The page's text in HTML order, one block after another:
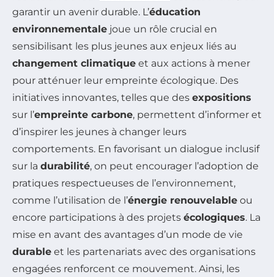
garantir un avenir durable. L’éducation
environnementale joue un rôle crucial en
sensibilisant les plus jeunes aux enjeux liés au
changement climatique et aux actions à mener
pour atténuer leur empreinte écologique. Des
initiatives innovantes, telles que des expositions
sur l’empreinte carbone, permettent d’informer et
d’inspirer les jeunes à changer leurs
comportements. En favorisant un dialogue inclusif
sur la durabilité, on peut encourager l’adoption de
pratiques respectueuses de l’environnement,
comme l’utilisation de l’énergie renouvelable ou
encore participations à des projets écologiques. La
mise en avant des avantages d’un mode de vie
durable et les partenariats avec des organisations
engagées renforcent ce mouvement. Ainsi, les